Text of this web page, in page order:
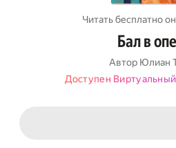
Читать бесплатно
Бал в
Автор Юлиан
Доступен Виртуальный